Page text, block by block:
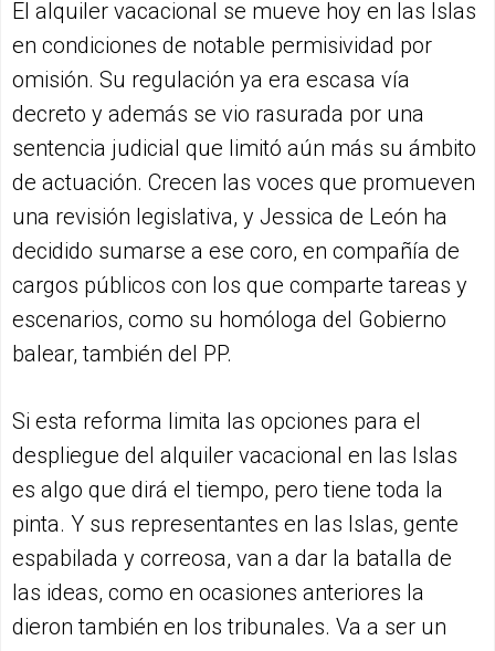
El alquiler vacacional se mueve hoy en las Islas
en condiciones de notable permisividad por
omisión. Su regulación ya era escasa vía
decreto y además se vio rasurada por una
sentencia judicial que limitó aún más su ámbito
de actuación. Crecen las voces que promueven
una revisión legislativa, y Jessica de León ha
decidido sumarse a ese coro, en compañía de
cargos públicos con los que comparte tareas y
escenarios, como su homóloga del Gobierno
balear, también del PP.
Si esta reforma limita las opciones para el
despliegue del alquiler vacacional en las Islas
es algo que dirá el tiempo, pero tiene toda la
pinta. Y sus representantes en las Islas, gente
espabilada y correosa, van a dar la batalla de
las ideas, como en ocasiones anteriores la
dieron también en los tribunales. Va a ser un